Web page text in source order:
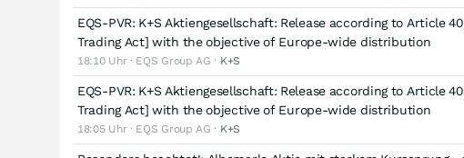
EQS-PVR: K+S Aktiengesellschaft: Release according to Article
Trading Act] with the objective of Europe-wide distribution
18:10 Uhr · EQS Group AG · K+S
EQS-PVR: K+S Aktiengesellschaft: Release according to Article
Trading Act] with the objective of Europe-wide distribution
18:05 Uhr · EQS Group AG · K+S